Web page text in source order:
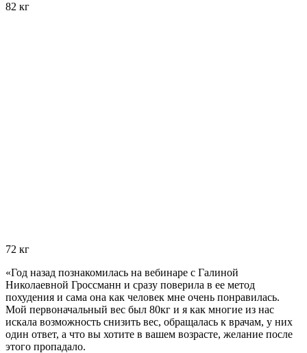
82 кг
72 кг
«Год назад познакомилась на вебинаре с Галиной
Николаевной Гроссманн и сразу поверила в ее метод
похудения и сама она как человек мне очень понравилась.
Мой первоначальный вес был 80кг и я как многие из нас
искала возможность снизить вес, обращалась к врачам, у них
один ответ, а что вы хотите в вашем возрасте, желание после
этого пропадало.